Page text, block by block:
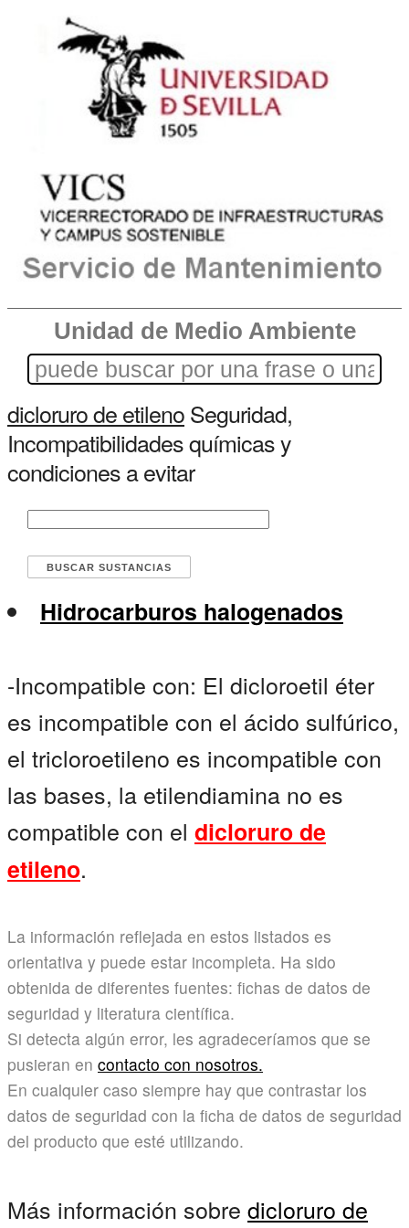
Unidad de Medio Ambiente
dicloruro de etilenoSeguridad,
Incompatibilidades químicas y
condiciones a evitar
Hidrocarburos halogenados
-Incompatible con: El dicloroetil éter
es incompatible con el ácido sulfúrico,
el tricloroetileno es incompatible con
las bases, la etilendiamina no es
compatible con el dicloruro de
etileno.
La información reflejada en estos listados es
orientativa y puede estar incompleta. Ha sido
obtenida de diferentes fuentes: fichas de datos de
seguridad y literatura científica.
Si detecta algún error, les agradeceríamos que se
pusieran en contacto con nosotros.
En cualquier caso siempre hay que contrastar los
datos de seguridad con la ficha de datos de seguridad
del producto que esté utilizando.
Más información sobre dicloruro de